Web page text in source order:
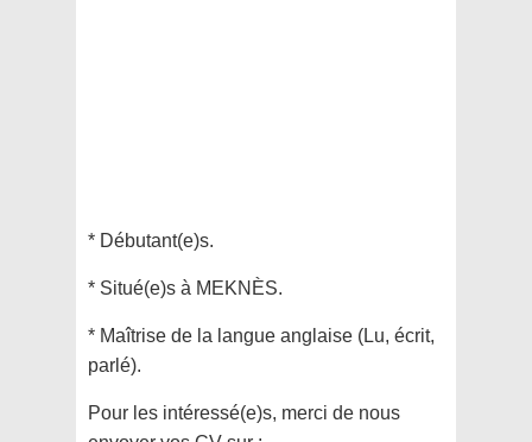
* Débutant(e)s.
* Situé(e)s à MEKNÈS.
* Maîtrise de la langue anglaise (Lu, écrit,
parlé).
Pour les intéressé(e)s, merci de nous